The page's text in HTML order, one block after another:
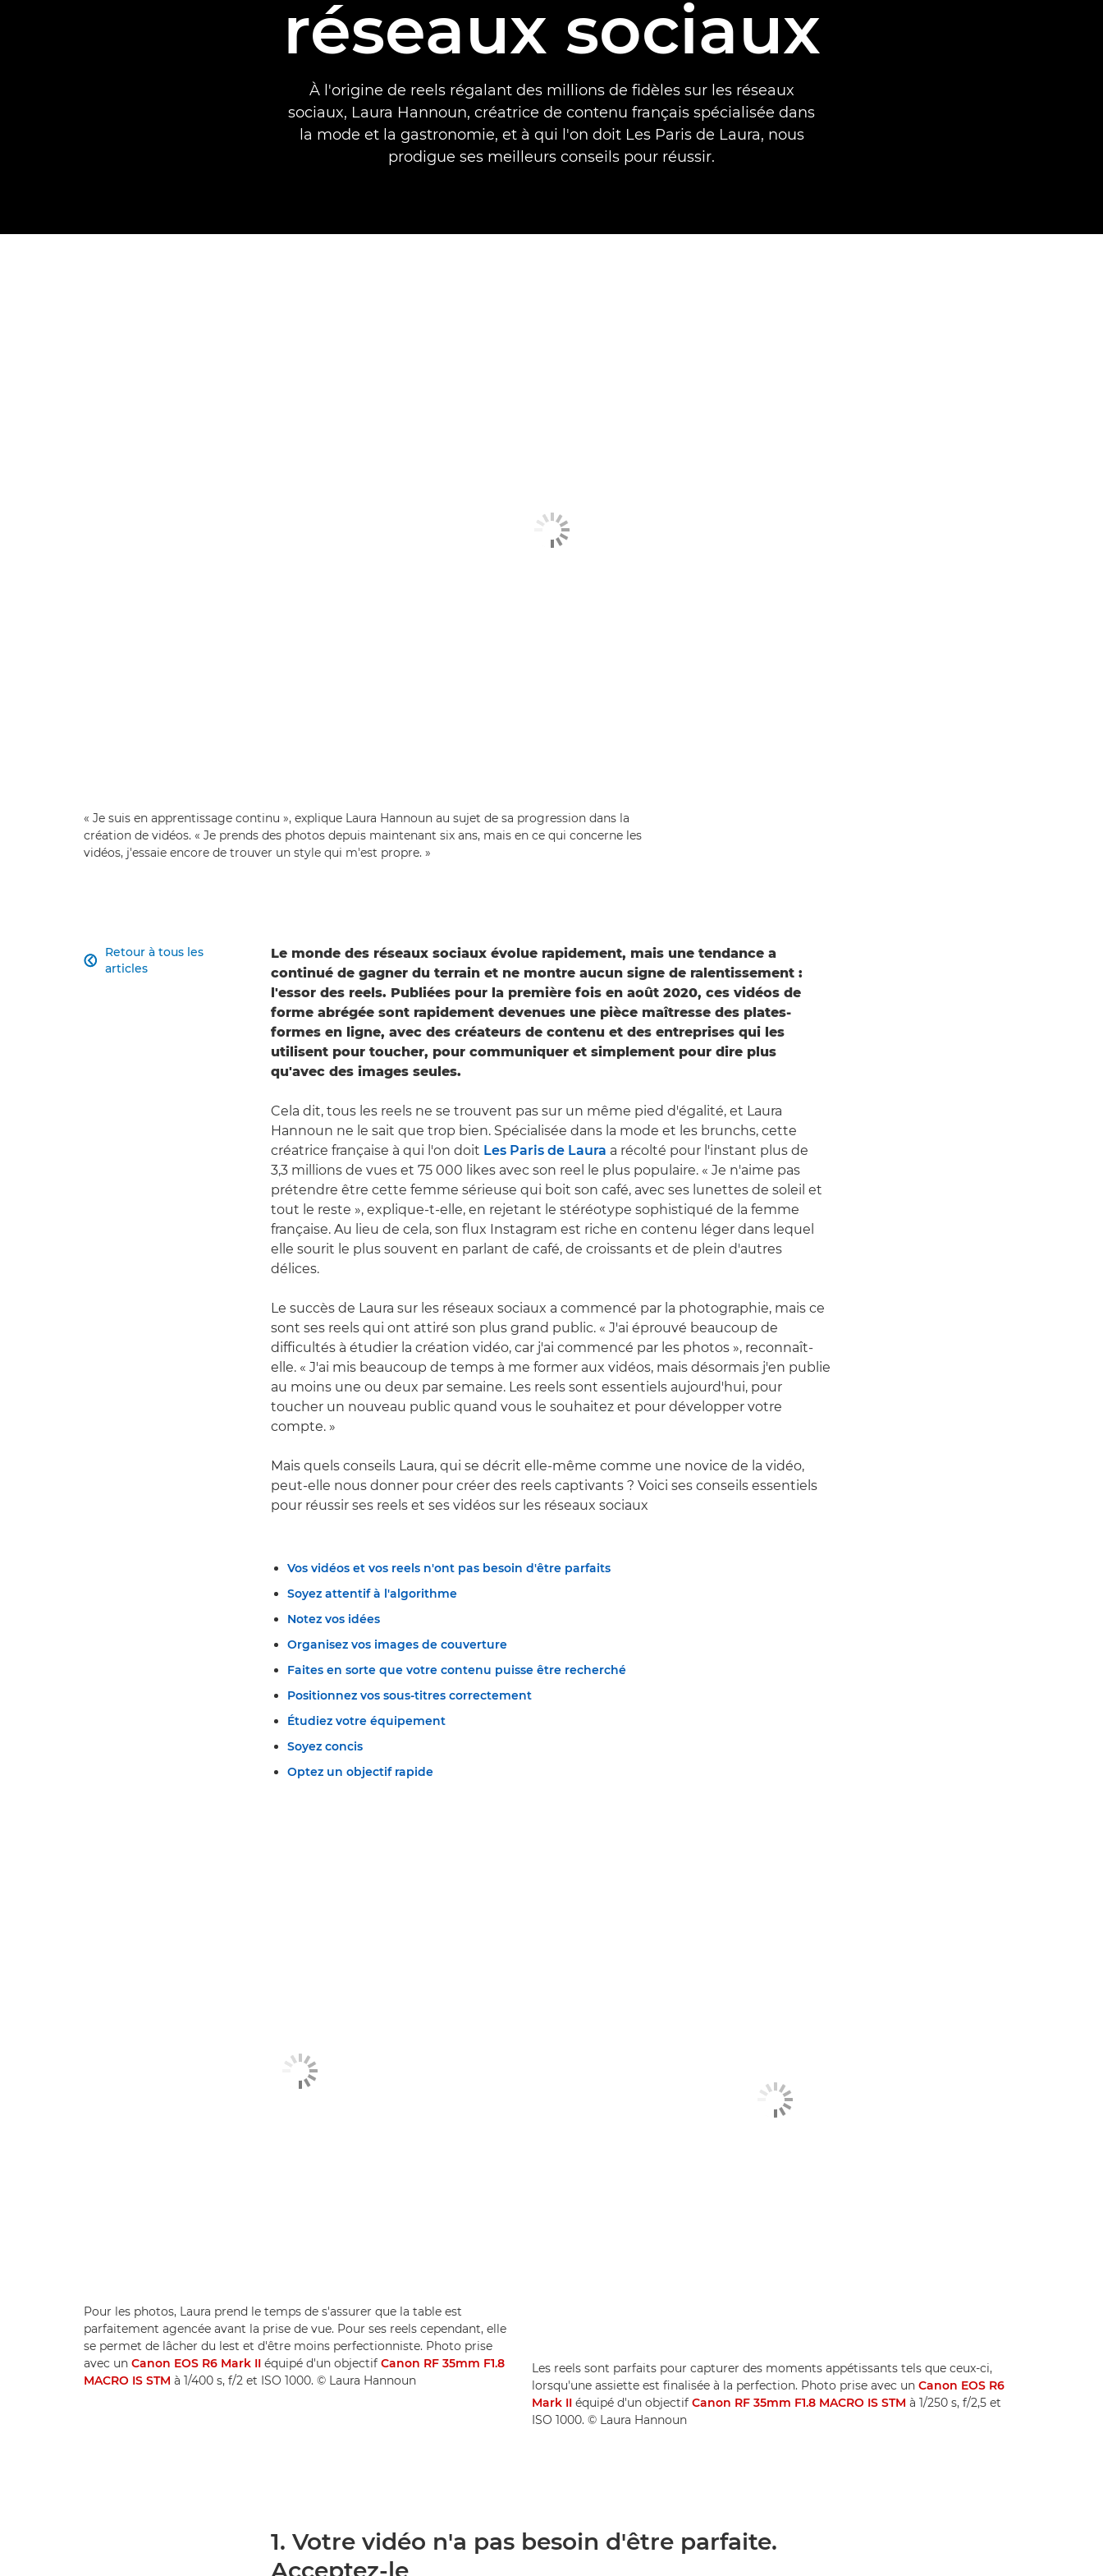
réseaux sociaux
À l'origine de reels régalant des millions de fidèles sur les réseaux
sociaux, Laura Hannoun, créatrice de contenu français spécialisée dans
la mode et la gastronomie, et à qui l'on doit Les Paris de Laura, nous
prodigue ses meilleurs conseils pour réussir.
« Je suis en apprentissage continu », explique Laura Hannoun au sujet de sa progression dans la
création de vidéos. « Je prends des photos depuis maintenant six ans, mais en ce qui concerne les
vidéos, j'essaie encore de trouver un style qui m'est propre. »
Retour à tous les
articles

Le monde des réseaux sociaux évolue rapidement, mais une tendance a
continué de gagner du terrain et ne montre aucun signe de ralentissement :
l'essor des reels. Publiées pour la première fois en août 2020, ces vidéos de
forme abrégée sont rapidement devenues une pièce maîtresse des plates-
formes en ligne, avec des créateurs de contenu et des entreprises qui les
utilisent pour toucher, pour communiquer et simplement pour dire plus
qu'avec des images seules.
Cela dit, tous les reels ne se trouvent pas sur un même pied d'égalité, et Laura
Hannoun ne le sait que trop bien. Spécialisée dans la mode et les brunchs, cette
créatrice française à qui l'on doit Les Paris de Laura a récolté pour l'instant plus de
3,3 millions de vues et 75 000 likes avec son reel le plus populaire. « Je n'aime pas
prétendre être cette femme sérieuse qui boit son café, avec ses lunettes de soleil et
tout le reste », explique-t-elle, en rejetant le stéréotype sophistiqué de la femme
française. Au lieu de cela, son flux Instagram est riche en contenu léger dans lequel
elle sourit le plus souvent en parlant de café, de croissants et de plein d'autres
délices.
Le succès de Laura sur les réseaux sociaux a commencé par la photographie, mais ce
sont ses reels qui ont attiré son plus grand public. « J'ai éprouvé beaucoup de
difficultés à étudier la création vidéo, car j'ai commencé par les photos », reconnaît-
elle. « J'ai mis beaucoup de temps à me former aux vidéos, mais désormais j'en publie
au moins une ou deux par semaine. Les reels sont essentiels aujourd'hui, pour
toucher un nouveau public quand vous le souhaitez et pour développer votre
compte. »
Mais quels conseils Laura, qui se décrit elle-même comme une novice de la vidéo,
peut-elle nous donner pour créer des reels captivants ? Voici ses conseils essentiels
pour réussir ses reels et ses vidéos sur les réseaux sociaux
Vos vidéos et vos reels n'ont pas besoin d'être parfaits
Soyez attentif à l'algorithme
Notez vos idées
Organisez vos images de couverture
Faites en sorte que votre contenu puisse être recherché
Positionnez vos sous-titres correctement
Étudiez votre équipement
Soyez concis
Optez un objectif rapide
Pour les photos, Laura prend le temps de s'assurer que la table est
parfaitement agencée avant la prise de vue. Pour ses reels cependant, elle
se permet de lâcher du lest et d'être moins perfectionniste. Photo prise
avec un Canon EOS R6 Mark II équipé d'un objectif Canon RF 35mm F1.8
MACRO IS STM à 1/400 s, f/2 et ISO 1000. © Laura Hannoun
Les reels sont parfaits pour capturer des moments appétissants tels que ceux-ci,
lorsqu'une assiette est finalisée à la perfection. Photo prise avec un Canon EOS R6
Mark IIéquipé d'un objectif Canon RF 35mm F1.8 MACRO IS STM à 1/250 s, f/2,5 et
ISO 1000. © Laura Hannoun
1. Votre vidéo n'a pas besoin d'être parfaite.
Acceptez-le